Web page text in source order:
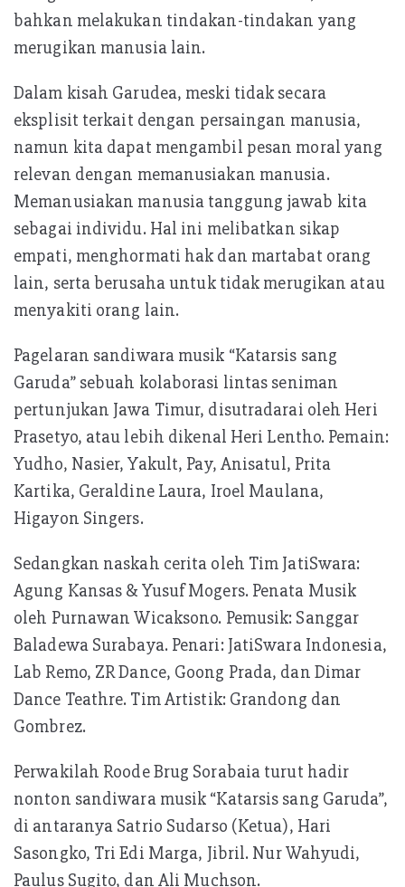
bahkan melakukan tindakan-tindakan yang
merugikan manusia lain.
Dalam kisah Garudea, meski tidak secara
eksplisit terkait dengan persaingan manusia,
namun kita dapat mengambil pesan moral yang
relevan dengan memanusiakan manusia.
Memanusiakan manusia tanggung jawab kita
sebagai individu. Hal ini melibatkan sikap
empati, menghormati hak dan martabat orang
lain, serta berusaha untuk tidak merugikan atau
menyakiti orang lain.
Pagelaran sandiwara musik “Katarsis sang
Garuda” sebuah kolaborasi lintas seniman
pertunjukan Jawa Timur, disutradarai oleh Heri
Prasetyo, atau lebih dikenal Heri Lentho. Pemain:
Yudho, Nasier, Yakult, Pay, Anisatul, Prita
Kartika, Geraldine Laura, Iroel Maulana,
Higayon Singers.
Sedangkan naskah cerita oleh Tim JatiSwara:
Agung Kansas & Yusuf Mogers. Penata Musik
oleh Purnawan Wicaksono. Pemusik: Sanggar
Baladewa Surabaya. Penari: JatiSwara Indonesia,
Lab Remo, ZR Dance, Goong Prada, dan Dimar
Dance Teathre. Tim Artistik: Grandong dan
Gombrez.
Perwakilah Roode Brug Sorabaia turut hadir
nonton sandiwara musik “Katarsis sang Garuda”,
di antaranya Satrio Sudarso (Ketua), Hari
Sasongko, Tri Edi Marga, Jibril. Nur Wahyudi,
Paulus Sugito, dan Ali Muchson.